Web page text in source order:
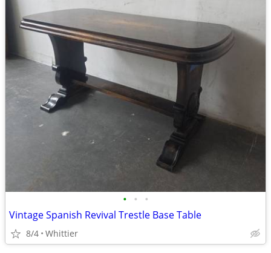
• • •
Vintage Spanish Revival Trestle Base Table
8/4 Whittier